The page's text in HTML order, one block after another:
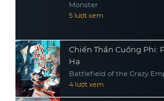
Monster
5 lượt xem
Chiến Thần Cuồng Phi:
Hạ
Battlefield of the Crazy
4 lượt xem